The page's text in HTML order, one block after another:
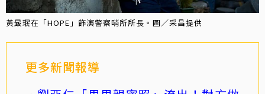
黃晸珉在「HOPE」飾演警察哨所所長。圖／采昌提供
更多新聞報導